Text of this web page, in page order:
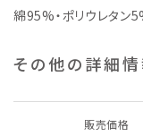
綿95%・ポリウレタン
その他の詳細
販売価格